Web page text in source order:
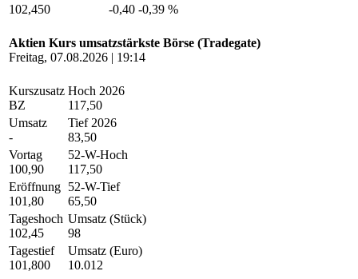
102,450
-0,40 -0,39 %
Aktien Kurs umsatzstärkste Börse (Tradegate)
Freitag, 07.08.2026 | 19:14
Kurszusatz
BZ
Hoch 2026
117,50
Umsatz
-
Tief 2026
83,50
Vortag
100,90
52-W-Hoch
117,50
Eröffnung
101,80
52-W-Tief
65,50
Tageshoch
102,45
Umsatz (Stück)
98
Tagestief
101,800
Umsatz (Euro)
10.012